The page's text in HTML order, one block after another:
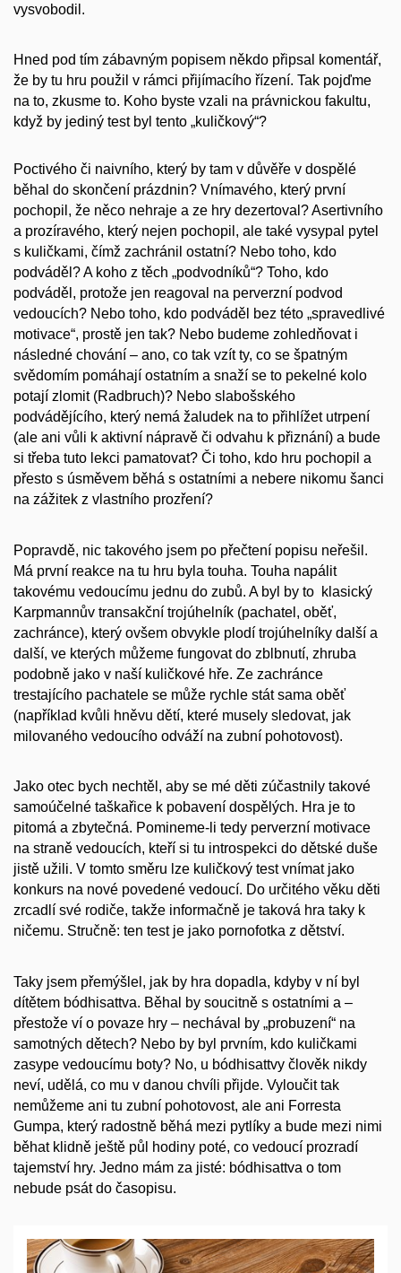
vysvobodil.
Hned pod tím zábavným popisem někdo připsal komentář,
že by tu hru použil v rámci přijímacího řízení. Tak pojďme
na to, zkusme to. Koho byste vzali na právnickou fakultu,
když by jediný test byl tento „kuličkový“?
Poctivého či naivního, který by tam v důvěře v dospělé
běhal do skončení prázdnin? Vnímavého, který první
pochopil, že něco nehraje a ze hry dezertoval? Asertivního
a prozíravého, který nejen pochopil, ale také vysypal pytel
s kuličkami, čímž zachránil ostatní? Nebo toho, kdo
podváděl? A koho z těch „podvodníků“? Toho, kdo
podváděl, protože jen reagoval na perverzní podvod
vedoucích? Nebo toho, kdo podváděl bez této „spravedlivé
motivace“, prostě jen tak? Nebo budeme zohledňovat i
následné chování – ano, co tak vzít ty, co se špatným
svědomím pomáhají ostatním a snaží se to pekelné kolo
potají zlomit (Radbruch)? Nebo slabošského
podvádějícího, který nemá žaludek na to přihlížet utrpení
(ale ani vůli k aktivní nápravě či odvahu k přiznání) a bude
si třeba tuto lekci pamatovat? Či toho, kdo hru pochopil a
přesto s úsměvem běhá s ostatními a nebere nikomu šanci
na zážitek z vlastního prozření?
Popravdě, nic takového jsem po přečtení popisu neřešil.
Má první reakce na tu hru byla touha. Touha napálit
takovému vedoucímu jednu do zubů. A byl by to klasický
Karpmannův transakční trojúhelník (pachatel, oběť,
zachránce), který ovšem obvykle plodí trojúhelníky další a
další, ve kterých můžeme fungovat do zblbnutí, zhruba
podobně jako v naší kuličkové hře. Ze zachránce
trestajícího pachatele se může rychle stát sama oběť
(například kvůli hněvu dětí, které musely sledovat, jak
milovaného vedoucího odváží na zubní pohotovost).
Jako otec bych nechtěl, aby se mé děti zúčastnily takové
samoúčelné taškařice k pobavení dospělých. Hra je to
pitomá a zbytečná. Pomineme-li tedy perverzní motivace
na straně vedoucích, kteří si tu introspekci do dětské duše
jistě užili. V tomto směru lze kuličkový test vnímat jako
konkurs na nové povedené vedoucí. Do určitého věku děti
zrcadlí své rodiče, takže informačně je taková hra taky k
ničemu. Stručně: ten test je jako pornofotka z dětství.
Taky jsem přemýšlel, jak by hra dopadla, kdyby v ní byl
dítětem bódhisattva. Běhal by soucitně s ostatními a –
přestože ví o povaze hry – nechával by „probuzení“ na
samotných dětech? Nebo by byl prvním, kdo kuličkami
zasype vedoucímu boty? No, u bódhisattvy člověk nikdy
neví, udělá, co mu v danou chvíli přijde. Vyloučit tak
nemůžeme ani tu zubní pohotovost, ale ani Forresta
Gumpa, který radostně běhá mezi pytlíky a bude mezi nimi
běhat klidně ještě půl hodiny poté, co vedoucí prozradí
tajemství hry. Jedno mám za jisté: bódhisattva o tom
nebude psát do časopisu.